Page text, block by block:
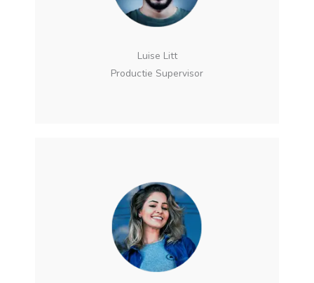
Luise Litt
Productie Supervisor